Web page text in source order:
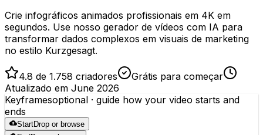
Crie infográficos animados profissionais em 4K em
segundos. Use nosso gerador de vídeos com IA para
transformar dados complexos em visuais de marketing
no estilo Kurzgesagt.
4.8 de 1.758 criadores
Grátis para começar
Atualizado em June 2026
Keyframesoptional · guide how your video starts and
ends
StartDrop or browse